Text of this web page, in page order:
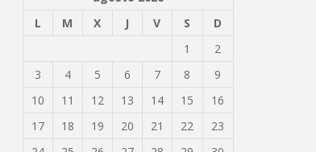
L
M X J V S
D
1
2
3
4 5 6 7 8
9
10
11 12 13 14 15
16
17
18 19 20 21 22
23